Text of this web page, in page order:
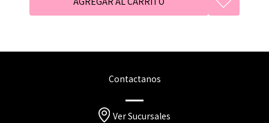
Contactanos
Ver Sucursales